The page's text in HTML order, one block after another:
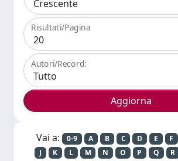
Risultati/Pagina
Autori/Record:
Vai a: 0-9 A B C D E F
J
K L M N O P Q R